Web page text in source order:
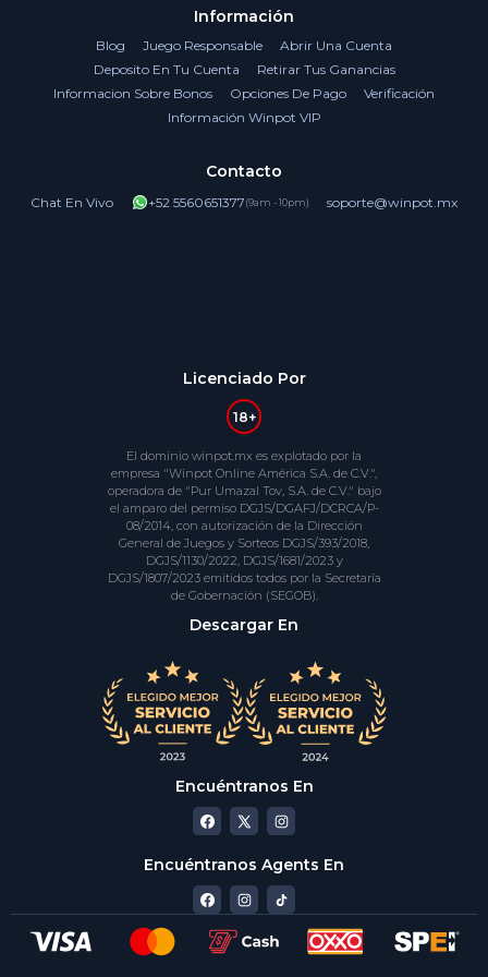
Información
Blog Juego Responsable
Abrir Una Cuenta
Deposito En Tu Cuenta
Retirar Tus Ganancias
Informacion Sobre Bonos
Opciones De Pago
Verificación
Información Winpot VIP
Contacto
Chat En Vivo +52 5560651377(9am - 10pm) soporte@winpot.mx
Licenciado Por
18+
El dominio winpot.mx es explotado por la
empresa "Winpot Online América S.A. de C.V.",
operadora de "Pur Umazal Tov, S.A. de C.V." bajo
el amparo del permiso DGJS/DGAFJ/DCRCA/P-
08/2014, con autorización de la Dirección
General de Juegos y Sorteos DGJS/393/2018,
DGJS/1130/2022, DGJS/1681/2023 y
DGJS/1807/2023 emitidos todos por la Secretaría
de Gobernación (SEGOB).
Descargar En
Encuéntranos En
Encuéntranos Agents En